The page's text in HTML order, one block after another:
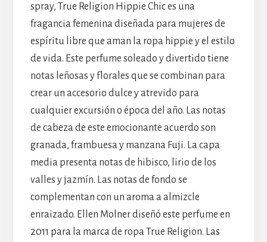
spray, True Religion Hippie Chic es una
fragancia femenina diseñada para mujeres de
espíritu libre que aman la ropa hippie y el estilo
de vida. Este perfume soleado y divertido tiene
notas leñosas y florales que se combinan para
crear un accesorio dulce y atrevido para
cualquier excursión o época del año. Las notas
de cabeza de este emocionante acuerdo son
granada, frambuesa y manzana Fuji. La capa
media presenta notas de hibisco, lirio de los
valles y jazmín. Las notas de fondo se
complementan con un aroma a almizcle
enraizado. Ellen Molner diseñó este perfume en
2011 para la marca de ropa True Religion. Las